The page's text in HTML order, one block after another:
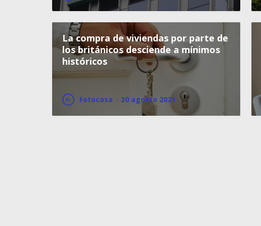
La compra de viviendas por parte de
los británicos desciende a mínimos
históricos
Fotocasa · 30 agosto 2021